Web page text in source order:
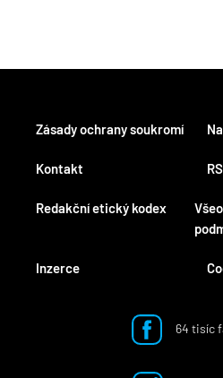
Kontakt
Redakční etický kodex
Inzerce
Zásady ochrany soukromí
64 tisíc